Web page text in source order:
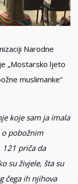
Narodne
„Mostarsko ljeto
muslimanke“
koje sam ja imala
o pobožnim
121 priča da
su živjele, šta su
čega ih njihova